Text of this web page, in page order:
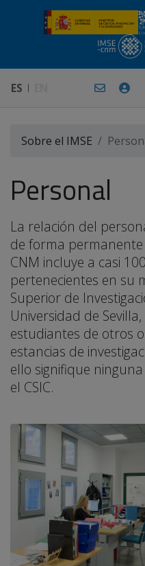
ES
Sobre el IMSE
Personal
La relación del
de forma
CNM incluye a casi
pertenecientes en su
Superior de
Universidad de
estudiantes de otros
estancias de
ello signifique
el CSIC.